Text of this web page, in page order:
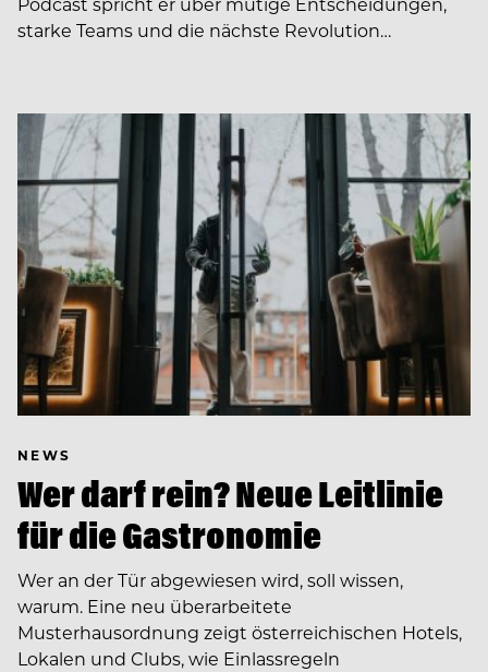
starke Teams und die nächste Revolution…
NEWS
Wer darf rein? Neue Leitlinie
für die Gastronomie
Wer an der Tür abgewiesen wird, soll wissen,
warum. Eine neu überarbeitete
Musterhausordnung zeigt österreichischen Hotels,
Lokalen und Clubs, wie Einlassregeln